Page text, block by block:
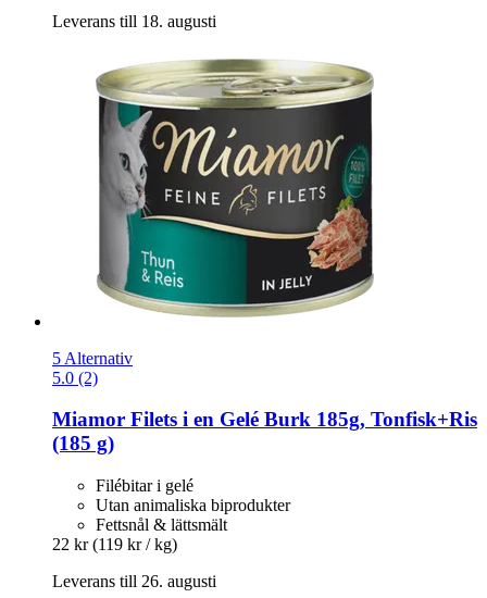
Leverans till 18. augusti
5 Alternativ
5.0 (2)
Miamor Filets i en Gelé Burk 185g, Tonfisk+Ris
(185 g)
Filébitar i gelé
Utan animaliska biprodukter
Fettsnål & lättsmält
22 kr (119 kr / kg)
Leverans till 26. augusti